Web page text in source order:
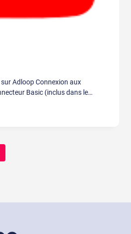
Adloop Connexion aux
Basic (inclus dans le…